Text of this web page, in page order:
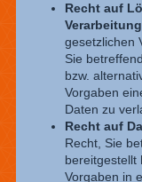
Recht auf
gesetzlichen
Sie
bzw.
Vorgaben
Daten zu
Recht auf
Recht, Sie
bereitgestellt
Vorgaben in